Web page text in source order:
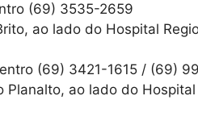
(69) 3535-2659
ao lado do Hospital
(69) 3421-1615 / (69)
Planalto, ao lado do